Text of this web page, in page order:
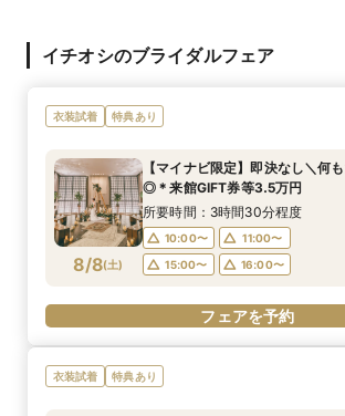
イチオシのブライダルフェア
衣装試着 特典あり
8/8(土)
【マイナビ限定】即決なし＼何
◎＊来館GIFT券等3.5万円
所要時間：3時間30分程度
10:00〜
11:00〜
15:00〜
16:00〜
フェアを予約
衣装試着 特典あり